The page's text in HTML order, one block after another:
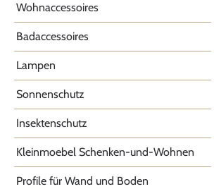
Wohnaccessoires
Badaccessoires
Lampen
Sonnenschutz
Insektenschutz
Kleinmoebel Schenken-und-Wohnen
Profile für Wand und Boden